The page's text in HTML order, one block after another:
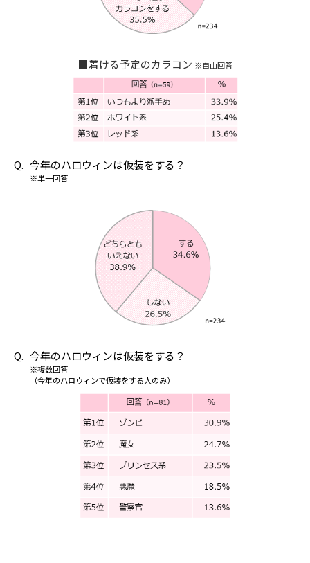
■着ける予定のカラコン ※自由回答
今年のハロウィンは仮装をする？
※単一回答
今年のハロウィンは仮装をする？
※複数回答
（今年のハロウィンで仮装をする人のみ）